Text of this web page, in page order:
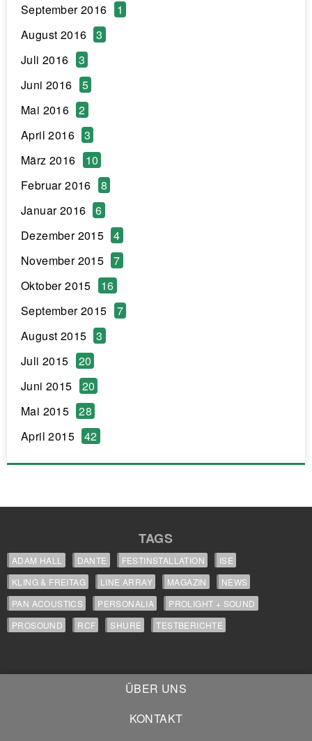
September 2016
1
August 2016
3
Juli 2016
3
Juni 2016
5
Mai 2016
2
April 2016
3
März 2016
10
Februar 2016
8
Januar 2016
6
Dezember 2015
4
November 2015
7
Oktober 2015
16
September 2015
7
August 2015
3
Juli 2015
20
Juni 2015
20
Mai 2015
28
April 2015
42
TAGS
ADAM HALL DANTE FESTINSTALLATION
ISE
KLING & FREITAG
LINE ARRAY MAGAZIN
NEWS
PAN ACOUSTICS
PERSONALIA
PROLIGHT + SOUND
PROSOUND
RCF SHURE TESTBERICHTE
ÜBER UNS
KONTAKT